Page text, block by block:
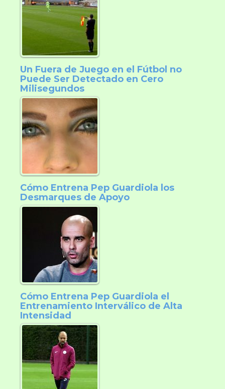
Un Fuera de Juego en el Fútbol no
Puede Ser Detectado en Cero
Milisegundos
Cómo Entrena Pep Guardiola los
Desmarques de Apoyo
Cómo Entrena Pep Guardiola el
Entrenamiento Interválico de Alta
Intensidad